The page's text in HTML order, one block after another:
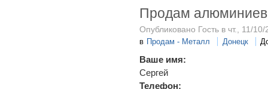
Продам
Опубликовано Гость в чт., 11/
в Продам - Металл Донецк
Ваше имя:
Сергей
Телефон: